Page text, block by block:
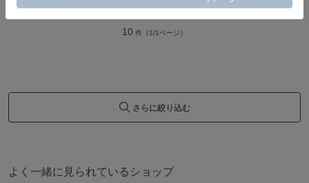
10 件（1/1ページ）
さらに絞り込む
よく一緒に見られているショップ